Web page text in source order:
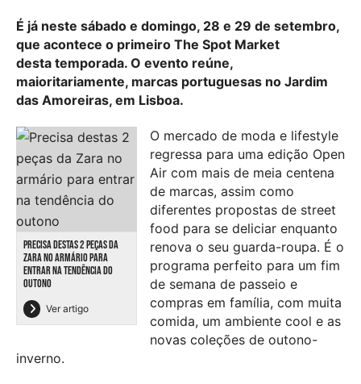
É já neste sábado e domingo, 28 e 29 de setembro,
que acontece o primeiro The Spot Market
desta temporada. O evento reúne,
maioritariamente, marcas portuguesas no Jardim
das Amoreiras, em Lisboa.
PRECISA DESTAS 2 PEÇAS DA
ZARA NO ARMÁRIO PARA
ENTRAR NA TENDÊNCIA DO
OUTONO
Ver artigo
O mercado de moda e lifestyle
regressa para uma edição Open
Air com mais de meia centena
de marcas, assim como
diferentes propostas de street
food para se deliciar enquanto
renova o seu guarda-roupa. É o
programa perfeito para um fim
de semana de passeio e
compras em família, com muita
comida, um ambiente cool e as
novas coleções de outono-
inverno.